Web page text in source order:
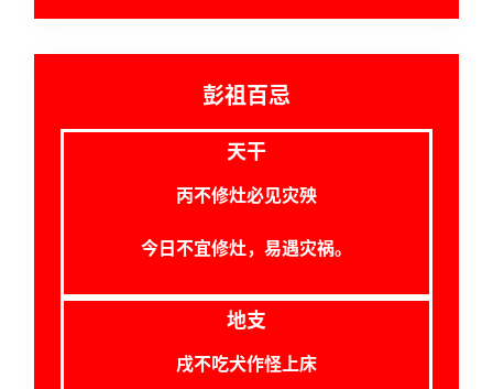
注册
彭祖百忌
天干
丙不修灶必见灾殃
今日不宜修灶，易遇灾祸。
地支
戌不吃犬作怪上床